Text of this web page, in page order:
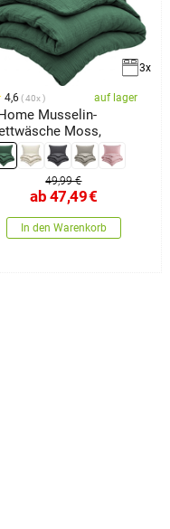
3x
4,6 40x auf lager
Musselin-
Moss,
49,99 €
ab 47,49€
In den Warenkorb